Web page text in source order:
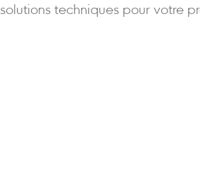
solutions techniques pour votre